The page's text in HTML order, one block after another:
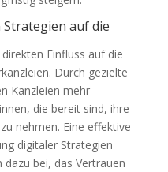
auf die
Einfluss auf die
Durch gezielte
Kanzleien mehr
die bereit sind, ihre
nehmen. Eine effektive
digitaler Strategien
bei, das Vertrauen